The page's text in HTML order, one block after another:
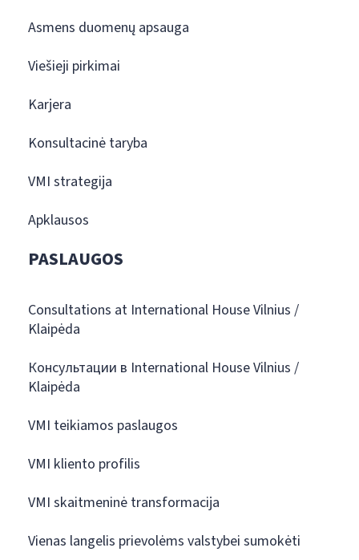
Asmens duomenų apsauga
Viešieji pirkimai
Karjera
Konsultacinė taryba
VMI strategija
Apklausos
PASLAUGOS
Consultations at International House Vilnius /
Klaipėda
Консультации в International House Vilnius /
Klaipėda
VMI teikiamos paslaugos
VMI kliento profilis
VMI skaitmeninė transformacija
Vienas langelis prievolėms valstybei sumokėti